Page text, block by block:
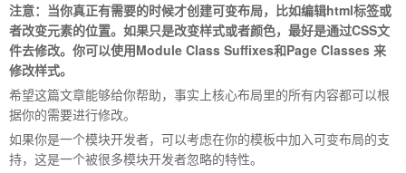
注意：当你真正有需要的时候才创建可变布局，比如编辑html标签或
者改变元素的位置。如果只是改变样式或者颜色，最好是通过CSS文
件去修改。你可以使用Module Class Suffixes和Page Classes 来
修改样式。
希望这篇文章能够给你帮助，事实上核心布局里的所有内容都可以根
据你的需要进行修改。
如果你是一个模块开发者，可以考虑在你的模板中加入可变布局的支
持，这是一个被很多模块开发者忽略的特性。